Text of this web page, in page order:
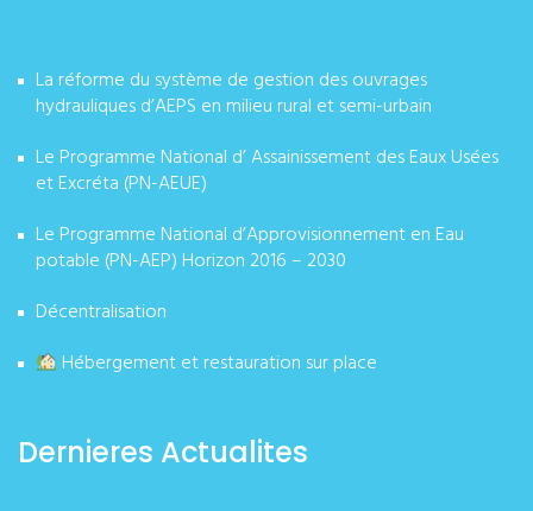
La réforme du système de gestion des ouvrages
hydrauliques d’AEPS en milieu rural et semi-urbain
Le Programme National d’ Assainissement des Eaux Usées
et Excréta (PN-AEUE)
Le Programme National d’Approvisionnement en Eau
potable (PN-AEP) Horizon 2016 – 2030
Décentralisation
Hébergement et restauration sur place
Dernieres Actualites